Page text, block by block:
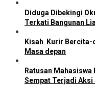
Diduga Dibekingi
Terkati Bangunan
Kisah Kurir Bercita-
Masa depan
Ratusan Mahasiswa
Sempat Terjadi